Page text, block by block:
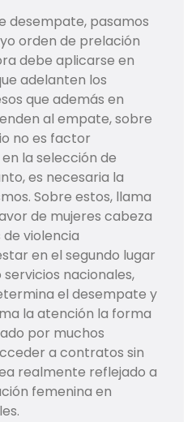
desempate, pasamos
orden de prelación
debe aplicarse en
adelanten los
que además en
al empate, sobre
no es factor
la selección de
es necesaria la
Sobre estos, llama
de mujeres cabeza
violencia
en el segundo lugar
nacionales,
el desempate y
la atención la forma
por muchos
a contratos sin
realmente reflejado a
femenina en